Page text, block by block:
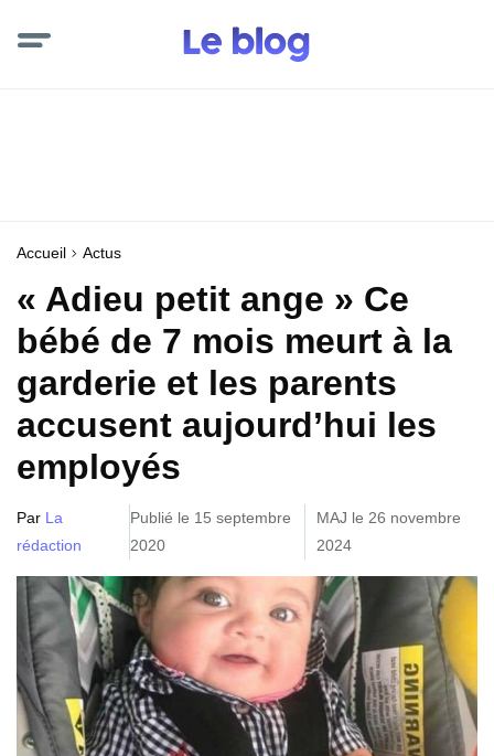
Accueil Actus
« Adieu petit ange » Ce
bébé de 7 mois meurt à la
garderie et les parents
accusent aujourd’hui les
employés
Par La
rédaction
Publié le 15 septembre
2020
MAJ le 26 novembre
2024